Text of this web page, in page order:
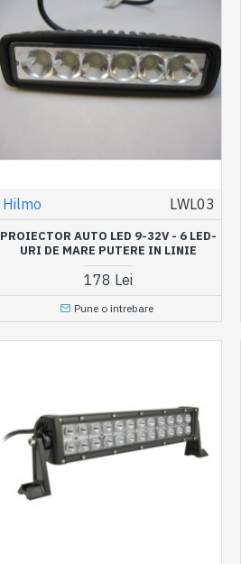
Hilmo LWL03
PROIECTOR AUTO LED 9-32V - 6 LED-
URI DE MARE PUTERE IN LINIE
178 Lei
Pune o intrebare